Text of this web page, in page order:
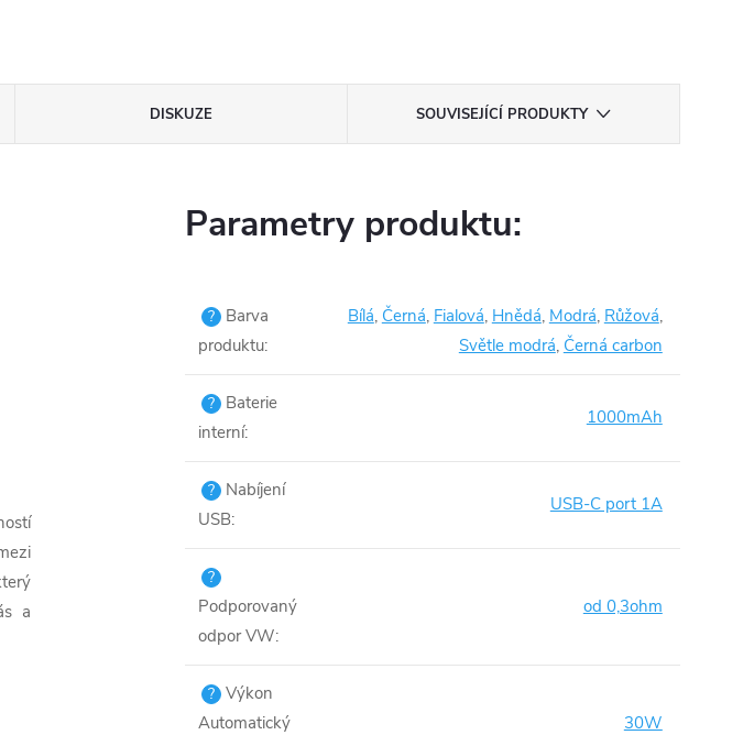
DISKUZE SOUVISEJÍCÍ PRODUKTY
a
Parametry produktu:
? Barva
produktu:
Bílá, Černá, Fialová, Hnědá, Modrá, Růžová,
Světle modrá, Černá carbon
? Baterie
interní:
1000mAh
? Nabíjení
USB:
USB-C port 1A
?
Podporovaný
odpor VW:
od 0,3ohm
? Výkon
Automatický
30W